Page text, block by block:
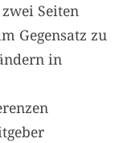
Seiten
Gegensatz zu
in